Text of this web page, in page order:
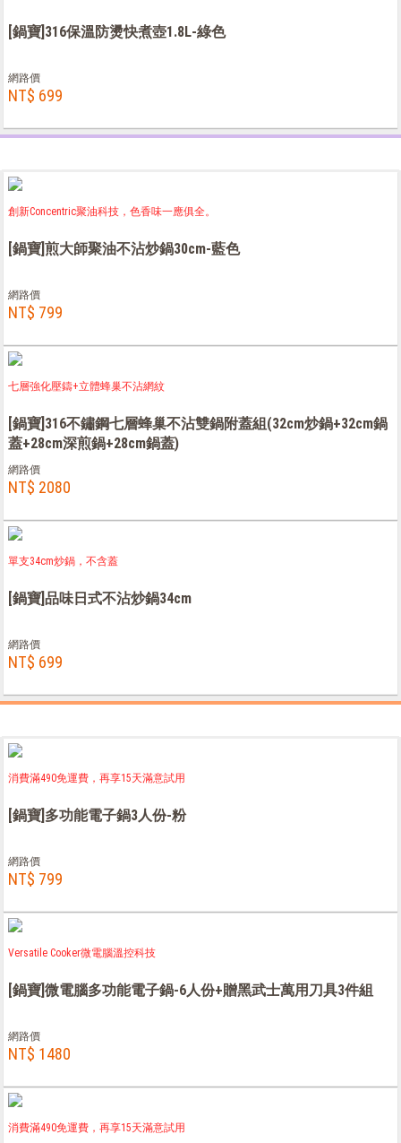
[鍋寶]316保溫防燙快煮壺1.8L-綠色
網路價
NT$ 699
創新Concentric聚油科技，色香味一應俱全。
[鍋寶]煎大師聚油不沾炒鍋30cm-藍色
網路價
NT$ 799
七層強化壓鑄+立體蜂巢不沾網紋
[鍋寶]316不鏽鋼七層蜂巢不沾雙鍋附蓋組(32cm炒鍋+32cm鍋
蓋+28cm深煎鍋+28cm鍋蓋)
網路價
NT$ 2080
單支34cm炒鍋，不含蓋
[鍋寶]品味日式不沾炒鍋34cm
網路價
NT$ 699
消費滿490免運費，再享15天滿意試用
[鍋寶]多功能電子鍋3人份-粉
網路價
NT$ 799
Versatile Cooker微電腦溫控科技
[鍋寶]微電腦多功能電子鍋-6人份+贈黑武士萬用刀具3件組
網路價
NT$ 1480
消費滿490免運費，再享15天滿意試用